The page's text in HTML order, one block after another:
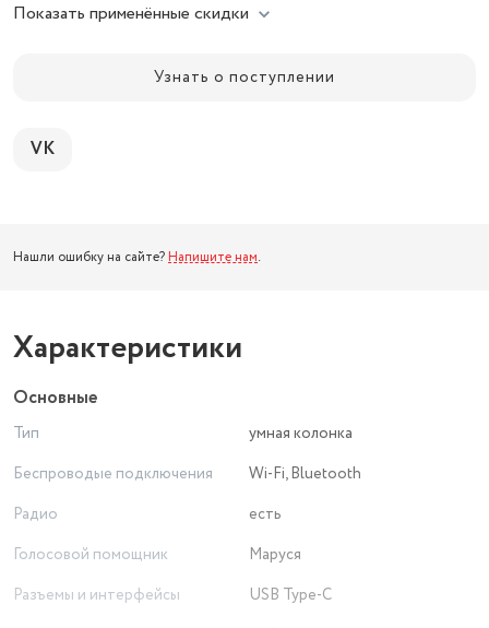
Показать применённые скидки
Узнать о поступлении
VK
Нашли ошибку на сайте? Напишите нам.
Характеристики
Основные
Тип
умная колонка
Беспроводые подключения
Wi-Fi, Bluetooth
Радио
есть
Голосовой помощник
Маруся
Разъемы и интерфейсы
USB Type-C